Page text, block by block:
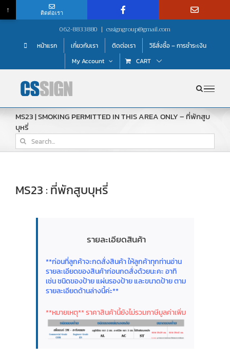
content
062-8833880 | cssigngroup@gmail.com
หน้าแรก เกี่ยวกับเรา ติดต่อเรา
วิธีสั่งซื้อ – การชำระเงิน
My Account
CART
MS23 | SMOKING PERMITTED IN THIS AREA ONLY – ที่พักสูบ
บุหรี่
Search
for:
MS23 : ที่พักสูบบุหรี่
รายละเอียดสินค้า
**ก่อนที่ลูกค้าจะกดสั่งสินค้า ให้ลูกค้าทุกท่านอ่าน
รายละเอียดของสินค้าก่อนกดสั่งด้วยนะคะ อาทิ
เช่น ชนิดของป้าย แผ่นรองป้าย และขนาดป้าย ตาม
รายละเอียดด้านล่างนี้ค่ะ**
**หมายเหตุ** ราคาสินค้านี้ยังไม่รวมภาษีมูลค่าเพิ่ม
↑ ติดต่อเรา